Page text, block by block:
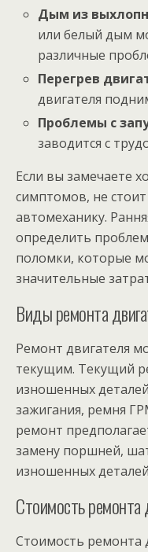
Дым из
или белый дым
различные
Перегрев
двигателя
Проблемы с
заводится с
Если вы замечаете
симптомов, не
автомеханику.
определить
поломки, которые
значительные
Виды ремонта
Ремонт двигателя
текущим. Текущий
изношенных
зажигания, ремня
ремонт
замену поршней,
изношенных
Стоимость ремонта
Стоимость ремонта